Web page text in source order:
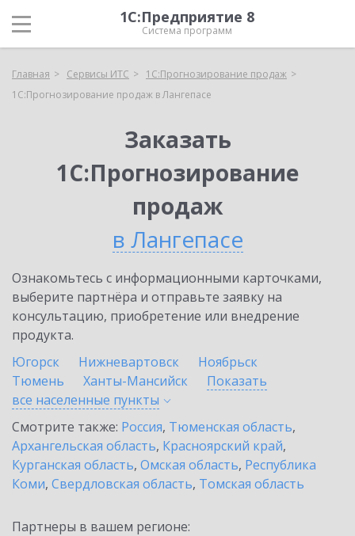
1С:Предприятие 8
Система программ
Главная Сервисы ИТС
1С:Прогнозирование продаж
1С:Прогнозирование продаж в Лангепасе
Заказать
1С:Прогнозирование
продаж
в Лангепасе
Ознакомьтесь с информационными карточками,
выберите партнёра и отправьте заявку на
консультацию, приобретение или внедрение
продукта.
Югорск
Нижневартовск
Ноябрьск
Тюмень
Ханты-Мансийск
Показать
все населенные пункты
Смотрите также: Россия, Тюменская область,
Архангельская область, Красноярский край,
Курганская область, Омская область, Республика
Коми, Свердловская область, Томская область
Партнеры в вашем регионе: